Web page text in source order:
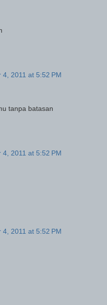
4, 2011 at 5:52 PM
tanpa batasan
4, 2011 at 5:52 PM
4, 2011 at 5:52 PM